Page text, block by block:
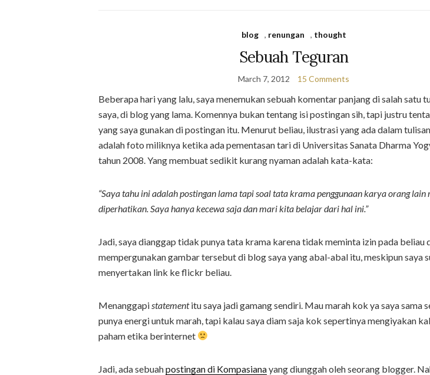
blog , renungan , thought
Sebuah Teguran
March 7, 2012 15 Comments
Beberapa hari yang lalu, saya menemukan sebuah komentar panjang di salah satu
saya, di blog yang lama. Komennya bukan tentang isi postingan sih, tapi justru
yang saya gunakan di postingan itu. Menurut beliau, ilustrasi yang ada dalam
adalah foto miliknya ketika ada pementasan tari di Universitas Sanata Dharma
tahun 2008. Yang membuat sedikit kurang nyaman adalah kata-kata:
“Saya tahu ini adalah postingan lama tapi soal tata krama penggunaan karya orang lain
diperhatikan. Saya hanya kecewa saja dan mari kita belajar dari hal ini.”
Jadi, saya dianggap tidak punya tata krama karena tidak meminta izin pada beliau
mempergunakan gambar tersebut di blog saya yang abal-abal itu, meskipun saya
menyertakan link ke flickr beliau.
Menanggapistatementitu saya jadi gamang sendiri. Mau marah kok ya saya sama
punya energi untuk marah, tapi kalau saya diam saja kok sepertinya mengiyakan
paham etika berinternet
Jadi, ada sebuahpostingan di Kompasianayang diunggah oleh seorang blogger.